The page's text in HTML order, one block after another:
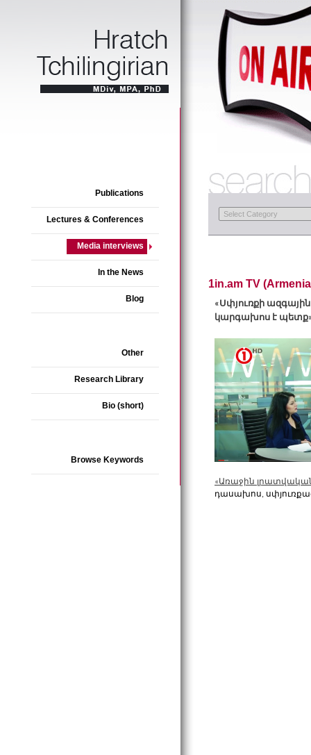
Publications
Lectures & Conferences
Media interviews
In the News
Blog
Other
Research Library
Bio (short)
Browse Keywords
1in.am TV
«Սփյուռքի ազգային
կարգախոս է պետք
«Առաջին
դասախոս,